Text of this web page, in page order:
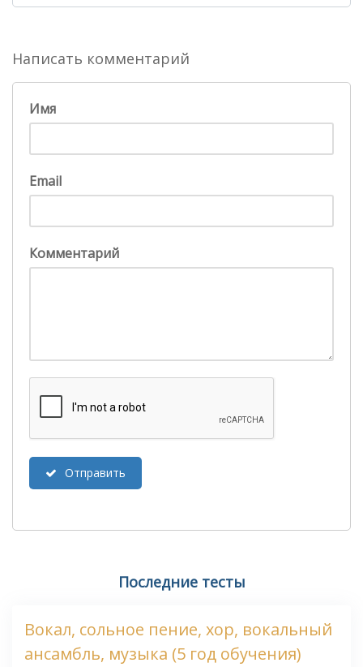
Написать комментарий
Имя
Email
Комментарий
Отправить
Последние тесты
Вокал, сольное пение, хор, вокальный
ансамбль, музыка (5 год обучения)